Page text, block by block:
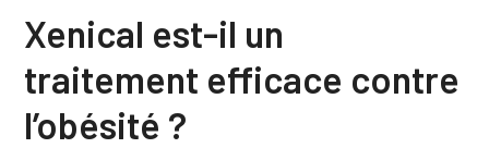
Xenical est-il un
traitement efficace contre
l’obésité ?